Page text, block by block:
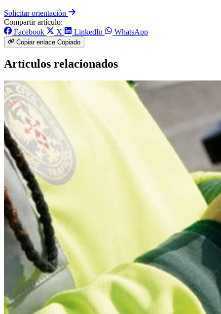
Solicitar orientación
Compartir artículo:
Facebook
X LinkedIn WhatsApp
Copiar enlace Copiado
Artículos relacionados